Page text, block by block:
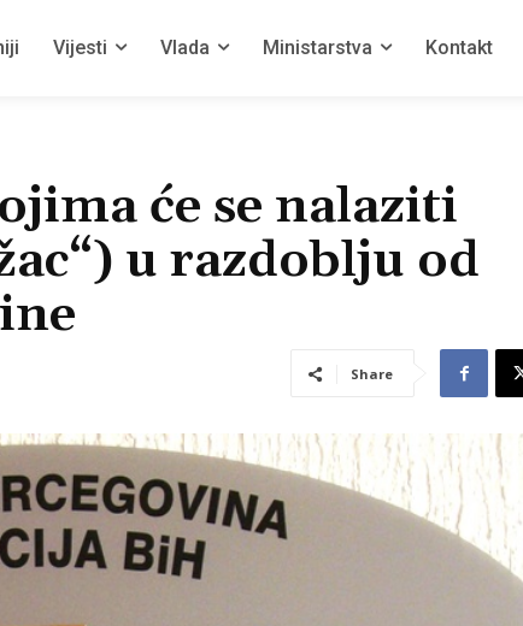
Vijesti Vlada Ministarstva Kontakt
će se nalaziti
u razdoblju od
Share